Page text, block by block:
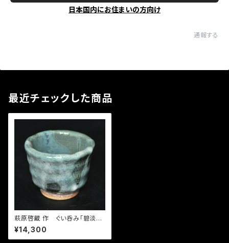
日本国内にお住まいの方向け
通報する
最近チェックした商品
萩原啓蔵 作 ぐい呑み「碧淡
青」
¥14,300